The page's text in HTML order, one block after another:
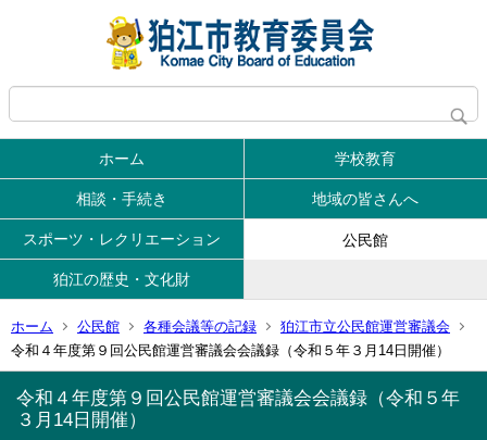
ホーム 学校教育
相談・手続き 地域の皆さんへ
スポーツ・レクリエーション 公民館
狛江の歴史・文化財
ホーム 公民館 各種会議等の記録
狛江市立公民館運営審議会
令和４年度第９回公民館運営審議会会議録（令和５年３月14日開催）
令和４年度第９回公民館運営審議会会議録（令和５年
３月14日開催）